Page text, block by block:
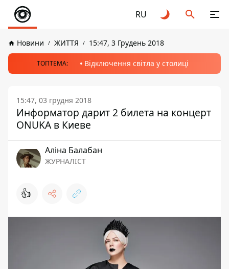
RU
Новини ЖИТТЯ 15:47, 3 Грудень 2018
ТОПТЕМА: Відключення світла у столиці
15:47, 03 грудня 2018
Информатор дарит 2 билета на концерт
ONUKA в Киеве
Аліна Балабан
ЖУРНАЛІСТ
👍